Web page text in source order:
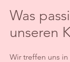
Was
unseren
Wir treffen uns